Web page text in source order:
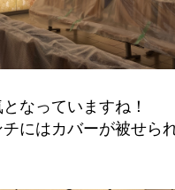
なっていますね！
にはカバーが被せら